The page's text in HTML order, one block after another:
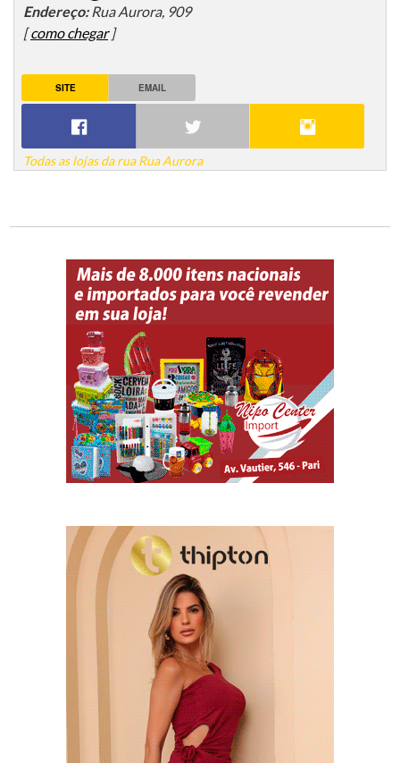
Endereço: Rua Aurora, 909
[como chegar]
SITE EMAIL
Todas as lojas da rua Rua Aurora